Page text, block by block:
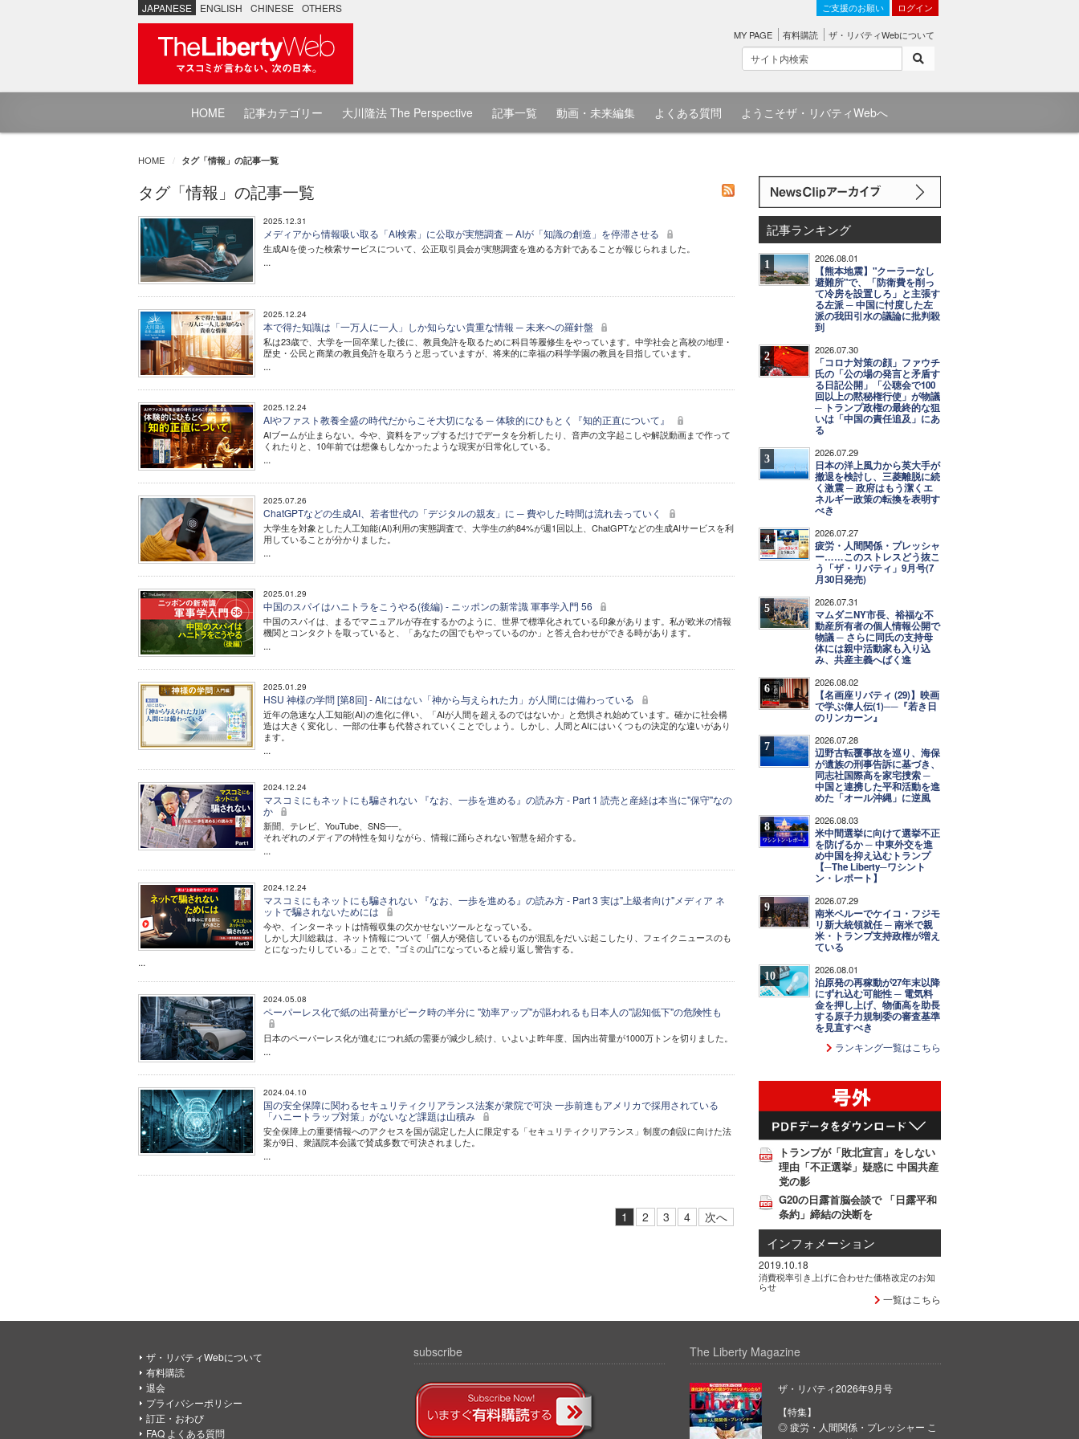
JAPANESE ENGLISH CHINESE OTHERS ご支援のお願い ログイン
MY PAGE 有料購読 ザ・リバティWebについて
HOME 記事カテゴリー 大川隆法 The Perspective 記事一覧 動画・未来編集 よくある質問 ようこそザ・リバティWebへ
HOME タグ「情報」の記事一覧
タグ「情報」の記事一覧
2025.12.31
メディアから情報吸い取る「AI検索」に公取が実態調査 ─ AIが「知識の創造」を停滞させる
生成AIを使った検索サービスについて、公正取引員会が実態調査を進める方針であることが報じられました。
...
2025.12.24
本で得た知識は「一万人に一人」しか知らない貴重な情報 ─ 未来への羅針盤
私は23歳で、大学を一回卒業した後に、教員免許を取るために科目等履修生をやっています。中学社会と高校の地理・
歴史・公民と商業の教員免許を取ろうと思っていますが、将来的に幸福の科学学園の教員を目指しています。
...
2025.12.24
AIやファスト教養全盛の時代だからこそ大切になる ─ 体験的にひもとく『知的正直について』
AIブームが止まらない。今や、資料をアップするだけでデータを分析したり、音声の文字起こしや解説動画まで作って
くれたりと、10年前では想像もしなかったような現実が日常化している。
...
2025.07.26
ChatGPTなどの生成AI、若者世代の「デジタルの親友」に ─ 費やした時間は流れ去っていく
大学生を対象とした人工知能(AI)利用の実態調査で、大学生の約84%が週1回以上、ChatGPTなどの生成AIサービスを利
用していることが分かりました。
...
2025.01.29
中国のスパイはハニトラをこうやる(後編) - ニッポンの新常識 軍事学入門 56
中国のスパイは、まるでマニュアルが存在するかのように、世界で標準化されている印象があります。私が欧米の情報
機関とコンタクトを取っていると、「あなたの国でもやっているのか」と答え合わせができる時があります。
...
2025.01.29
HSU 神様の学問 [第8回] - AIにはない「神から与えられた力」が人間には備わっている
近年の急速な人工知能(AI)の進化に伴い、「AIが人間を超えるのではないか」と危惧され始めています。確かに社会構
造は大きく変化し、一部の仕事も代替されていくことでしょう。しかし、人間とAIにはいくつもの決定的な違いがあり
ます。
...
2024.12.24
マスコミにもネットにも騙されない 『なお、一歩を進める』の読み方 - Part 1 読売と産経は本当に"保守"なの
か
新聞、テレビ、YouTube、SNS──。
それぞれのメディアの特性を知りながら、情報に踊らされない智慧を紹介する。
...
2024.12.24
マスコミにもネットにも騙されない 『なお、一歩を進める』の読み方 - Part 3 実は"上級者向け"メディア ネ
ットで騙されないためには
今や、インターネットは情報収集の欠かせないツールとなっている。
しかし大川総裁は、ネット情報について「個人が発信しているものが混乱をだいぶ起こしたり、フェイクニュースのも
とになったりしている」ことで、"ゴミの山"になっていると繰り返し警告する。
...
2024.05.08
ペーパーレス化で紙の出荷量がピーク時の半分に "効率アップ"が謳われるも日本人の"認知低下"の危険性も
日本のペーパーレス化が進むにつれ紙の需要が減少し続け、いよいよ昨年度、国内出荷量が1000万トンを切りました。
...
2024.04.10
国の安全保障に関わるセキュリティクリアランス法案が衆院で可決 一歩前進もアメリカで採用されている
「ハニートラップ対策」がないなど課題は山積み
安全保障上の重要情報へのアクセスを国が認定した人に限定する「セキュリティクリアランス」制度の創設に向けた法
案が9日、衆議院本会議で賛成多数で可決されました。
...
1 2 3 4 次へ
記事ランキング
1 2026.08.01
【熊本地震】"クーラーなし
避難所"で、「防衛費を削っ
て冷房を設置しろ」と主張す
る左派 ─ 中国に忖度した左
派の我田引水の議論に批判殺
到
2 2026.07.30
「コロナ対策の顔」ファウチ
氏の「公の場の発言と矛盾す
る日記公開」「公聴会で100
回以上の黙秘権行使」が物議
─ トランプ政権の最終的な狙
いは「中国の責任追及」にあ
る
3 2026.07.29
日本の洋上風力から英大手が
撤退を検討し、三菱離脱に続
く激震 ─ 政府はもう潔くエ
ネルギー政策の転換を表明す
べき
4 2026.07.27
疲労・人間関係・プレッシャ
ー……このストレスどう抜こ
う「ザ・リバティ」9月号(7
月30日発売)
5 2026.07.31
マムダニNY市長、裕福な不
動産所有者の個人情報公開で
物議 ─ さらに同氏の支持母
体には親中活動家も入り込
み、共産主義へばく進
6 2026.08.02
【名画座リバティ (29)】映画
で学ぶ偉人伝(1)──『若き日
のリンカーン』
7 2026.07.28
辺野古転覆事故を巡り、海保
が遺族の刑事告訴に基づき、
同志社国際高を家宅捜索 ─
中国と連携した平和活動を進
めた「オール沖縄」に逆風
8 2026.08.03
米中間選挙に向けて選挙不正
を防げるか ─ 中東外交を進
め中国を抑え込むトランプ
【─The Liberty─ワシント
ン・レポート】
9 2026.07.29
南米ペルーでケイコ・フジモ
リ新大統領就任 ─ 南米で親
米・トランプ支持政権が増え
ている
10 2026.08.01
泊原発の再稼動が27年末以降
にずれ込む可能性 ─ 電気料
金を押し上げ、物価高を助長
する原子力規制委の審査基準
を見直すべき
ランキング一覧はこちら
トランプが「敗北宣言」をしない
理由「不正選挙」疑惑に 中国共産
党の影
G20の日露首脳会談で 「日露平和
条約」締結の決断を
インフォメーション
2019.10.18
消費税率引き上げに合わせた価格改定のお知
らせ
一覧はこちら
ザ・リバティWebについて
有料購読
退会
プライバシーポリシー
訂正・おわび
FAQ よくある質問
subscribe The Liberty Magazine
ザ・リバティ2026年9月号
【特集】
◎ 疲労・人間関係・プレッシャー こ